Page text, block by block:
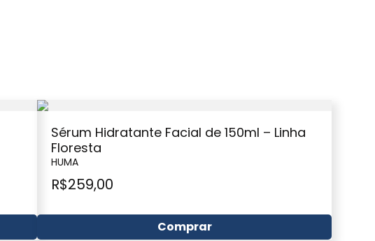
Sérum Hidratante Facial de 150ml – Linha
Floresta
HUMA
R$259,00
Comprar